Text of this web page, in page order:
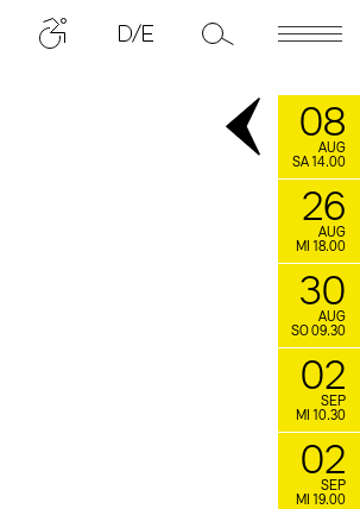
08
AUG
SA 14.00
26
AUG
MI 18.00
30
AUG
SO 09.30
02
SEP
MI 10.30
02
SEP
MI 19.00